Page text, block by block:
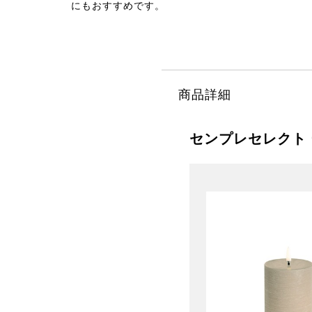
にもおすすめです。
商品詳細
センプレセレクト